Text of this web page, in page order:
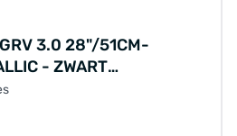
GRV 3.0 28"/51CM-
- ZWART